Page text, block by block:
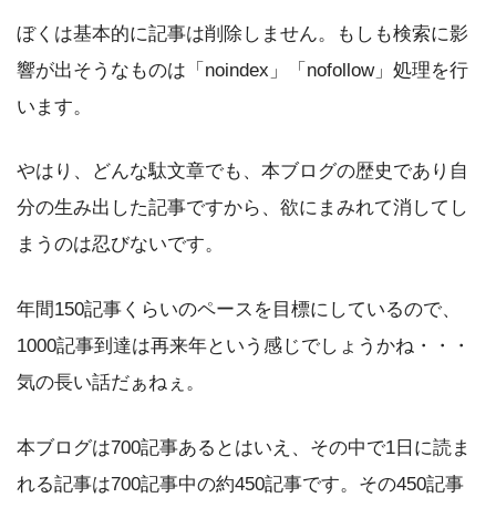
ぼくは基本的に記事は削除しません。もしも検索に影
響が出そうなものは「noindex」「nofollow」処理を行
います。
やはり、どんな駄文章でも、本ブログの歴史であり自
分の生み出した記事ですから、欲にまみれて消してし
まうのは忍びないです。
年間150記事くらいのペースを目標にしているので、
1000記事到達は再来年という感じでしょうかね・・・
気の長い話だぁねぇ。
本ブログは700記事あるとはいえ、その中で1日に読ま
れる記事は700記事中の約450記事です。その450記事